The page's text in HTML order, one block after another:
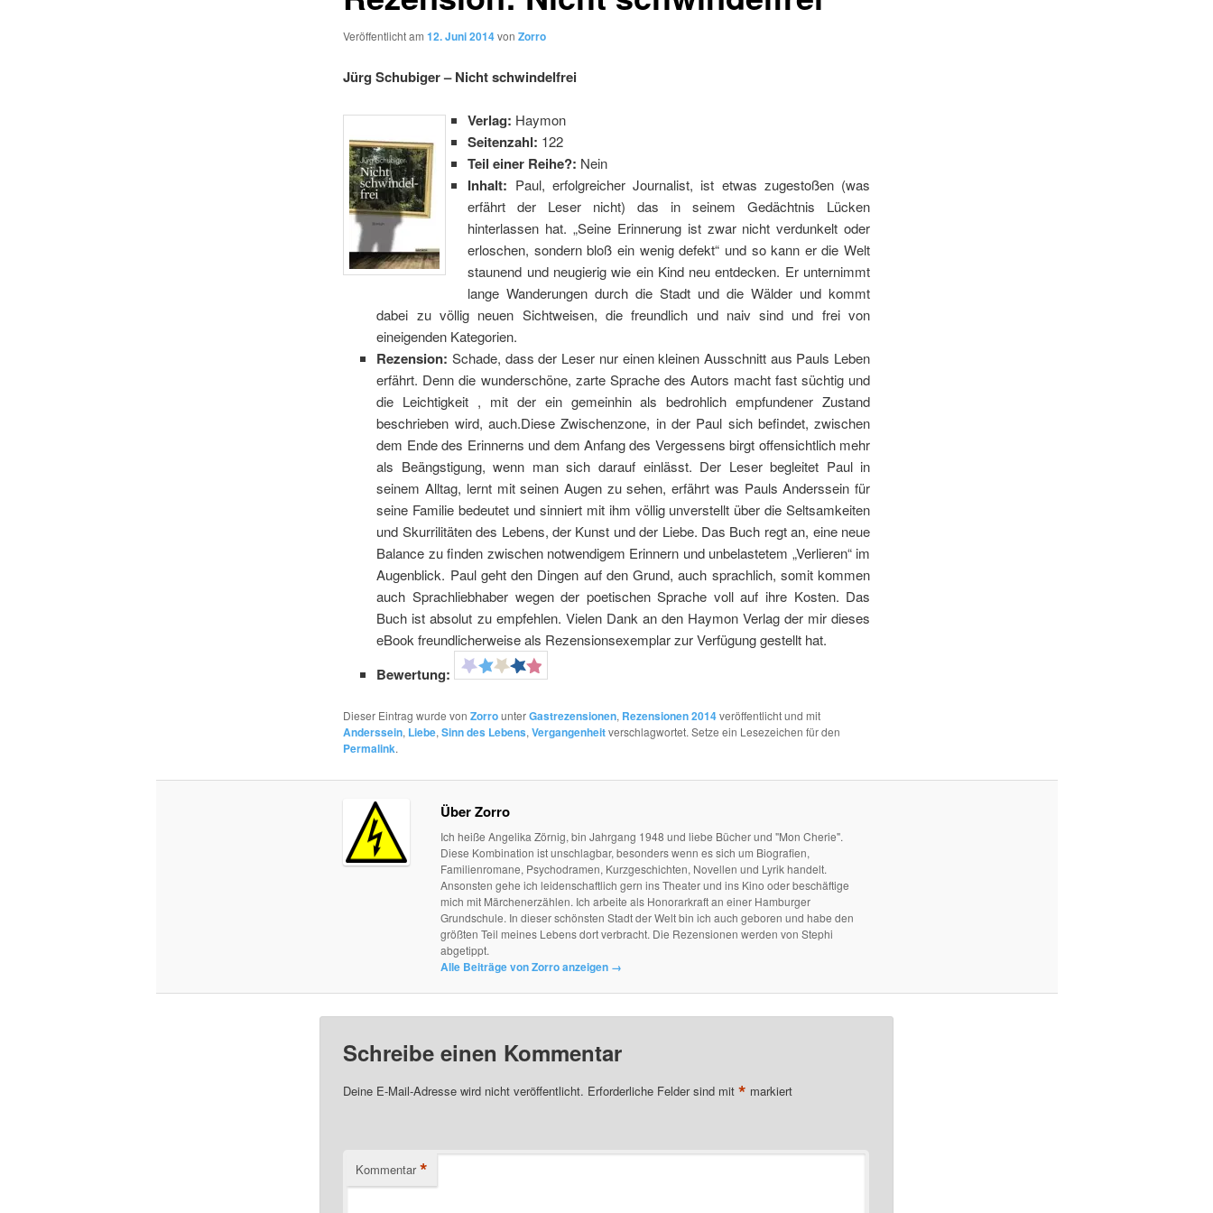
Veröffentlicht am 12. Juni 2014von Zorro
Jürg Schubiger – Nicht schwindelfrei
Verlag: Haymon
Seitenzahl: 122
Teil einer Reihe?: Nein
Inhalt: Paul, erfolgreicher Journalist, ist etwas zugestoßen (was
erfährt der Leser nicht) das in seinem Gedächtnis Lücken
hinterlassen hat. „Seine Erinnerung ist zwar nicht verdunkelt oder
erloschen, sondern bloß ein wenig defekt“ und so kann er die Welt
staunend und neugierig wie ein Kind neu entdecken. Er unternimmt
lange Wanderungen durch die Stadt und die Wälder und kommt
dabei zu völlig neuen Sichtweisen, die freundlich und naiv sind und frei von
eineigenden Kategorien.
Rezension:Schade, dass der Leser nur einen kleinen Ausschnitt aus Pauls Leben
erfährt. Denn die wunderschöne, zarte Sprache des Autors macht fast süchtig und
die Leichtigkeit , mit der ein gemeinhin als bedrohlich empfundener Zustand
beschrieben wird, auch.Diese Zwischenzone, in der Paul sich befindet, zwischen
dem Ende des Erinnerns und dem Anfang des Vergessens birgt offensichtlich mehr
als Beängstigung, wenn man sich darauf einlässt. Der Leser begleitet Paul in
seinem Alltag, lernt mit seinen Augen zu sehen, erfährt was Pauls Anderssein für
seine Familie bedeutet und sinniert mit ihm völlig unverstellt über die Seltsamkeiten
und Skurrilitäten des Lebens, der Kunst und der Liebe. Das Buch regt an, eine neue
Balance zu finden zwischen notwendigem Erinnern und unbelastetem „Verlieren“ im
Augenblick. Paul geht den Dingen auf den Grund, auch sprachlich, somit kommen
auch Sprachliebhaber wegen der poetischen Sprache voll auf ihre Kosten. Das
Buch ist absolut zu empfehlen. Vielen Dank an den Haymon Verlag der mir dieses
eBook freundlicherweise als Rezensionsexemplar zur Verfügung gestellt hat.
Bewertung:
Dieser Eintrag wurde von ZorrounterGastrezensionen, Rezensionen 2014veröffentlicht und mit
Anderssein, Liebe, Sinn des Lebens, Vergangenheitverschlagwortet. Setze ein Lesezeichen für den
Permalink.
Über Zorro
Ich heiße Angelika Zörnig, bin Jahrgang 1948 und liebe Bücher und "Mon Cherie".
Diese Kombination ist unschlagbar, besonders wenn es sich um Biografien,
Familienromane, Psychodramen, Kurzgeschichten, Novellen und Lyrik handelt.
Ansonsten gehe ich leidenschaftlich gern ins Theater und ins Kino oder beschäftige
mich mit Märchenerzählen. Ich arbeite als Honorarkraft an einer Hamburger
Grundschule. In dieser schönsten Stadt der Welt bin ich auch geboren und habe den
größten Teil meines Lebens dort verbracht. Die Rezensionen werden von Stephi
abgetippt.
Alle Beiträge von Zorro anzeigen →
Schreibe einen Kommentar
Deine E-Mail-Adresse wird nicht veröffentlicht. Erforderliche Felder sind mit * markiert
Kommentar *